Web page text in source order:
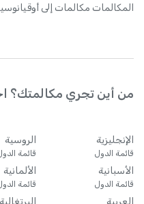
المكالمات مكالمات إلى
من أين تجري مكالمتك؟
الإنجليزية
قائمة الدول
الروسية
قائمة
الأسبانية
قائمة الدول
الألمانية
قائمة
العربية البرتغالية